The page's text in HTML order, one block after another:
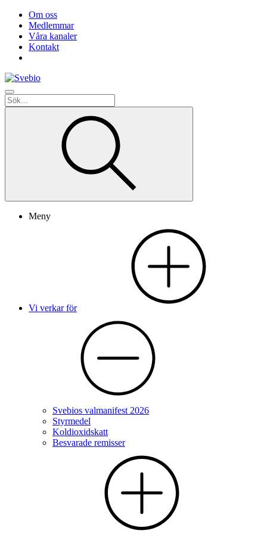
Om oss
Medlemmar
Våra kanaler
Kontakt
Meny
Vi verkar för
Svebios valmanifest 2026
Styrmedel
Koldioxidskatt
Besvarade remisser